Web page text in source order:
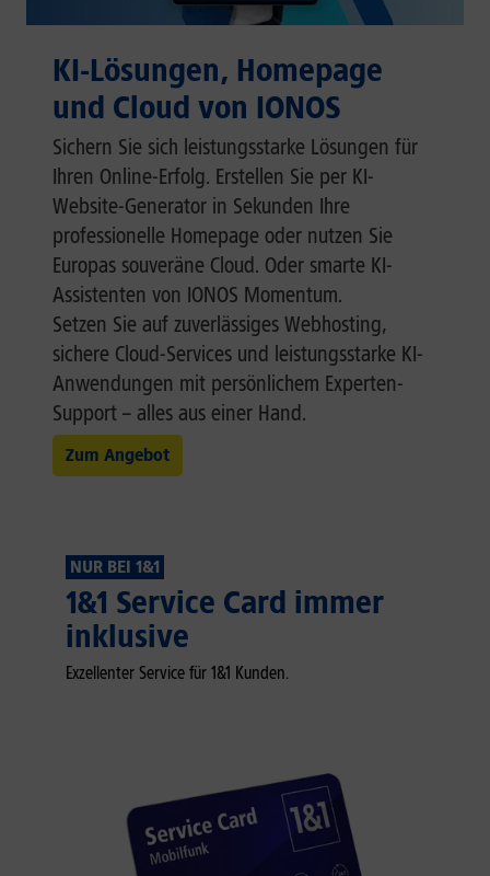
KI-Lösungen, Homepage
und Cloud von IONOS
Sichern Sie sich leistungsstarke Lösungen für
Ihren Online-Erfolg. Erstellen Sie per KI-
Website-Generator in Sekunden Ihre
professionelle Homepage oder nutzen Sie
Europas souveräne Cloud. Oder smarte KI-
Assistenten von IONOS Momentum.
Setzen Sie auf zuverlässiges Webhosting,
sichere Cloud-Services und leistungsstarke KI-
Anwendungen mit persönlichem Experten-
Support – alles aus einer Hand.
Zum Angebot
NUR BEI 1&1
1&1 Service Card immer
inklusive
Exzellenter Service für 1&1 Kunden.